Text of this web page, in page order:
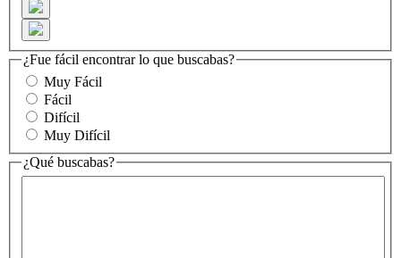
¿Fue fácil encontrar lo que buscabas?
Muy Fácil
Fácil
Difícil
Muy Difícil
¿Qué buscabas?